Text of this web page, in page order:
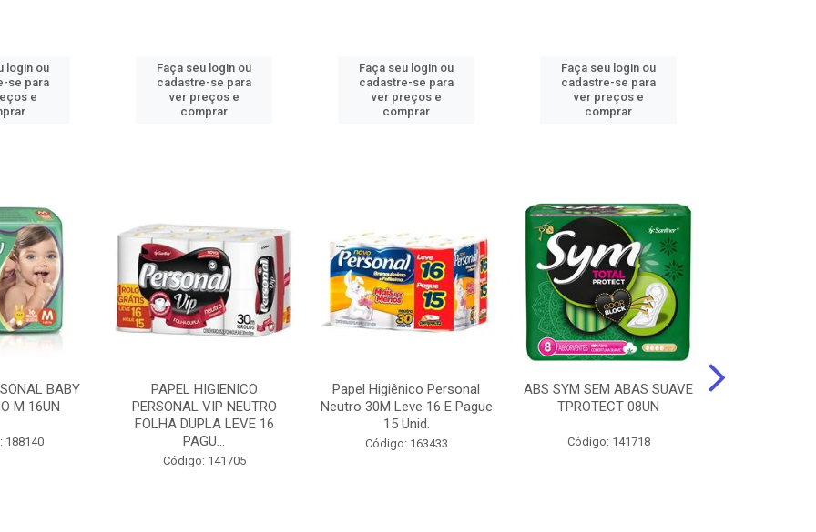
login ou
se para
e
Faça seu login ou
cadastre-se para
ver preços e
comprar
Faça seu login ou
cadastre-se para
ver preços e
comprar
Faça seu login ou
cadastre-se para
ver preços e
comprar
BABY
M 16UN
188140
PAPEL HIGIENICO
PERSONAL VIP NEUTRO
FOLHA DUPLA LEVE 16
PAGU...
Código: 141705
Papel Higiênico Personal
Neutro 30M Leve 16 E Pague
15 Unid.
Código: 163433
ABS SYM SEM ABAS SUAVE
TPROTECT 08UN
Código: 141718